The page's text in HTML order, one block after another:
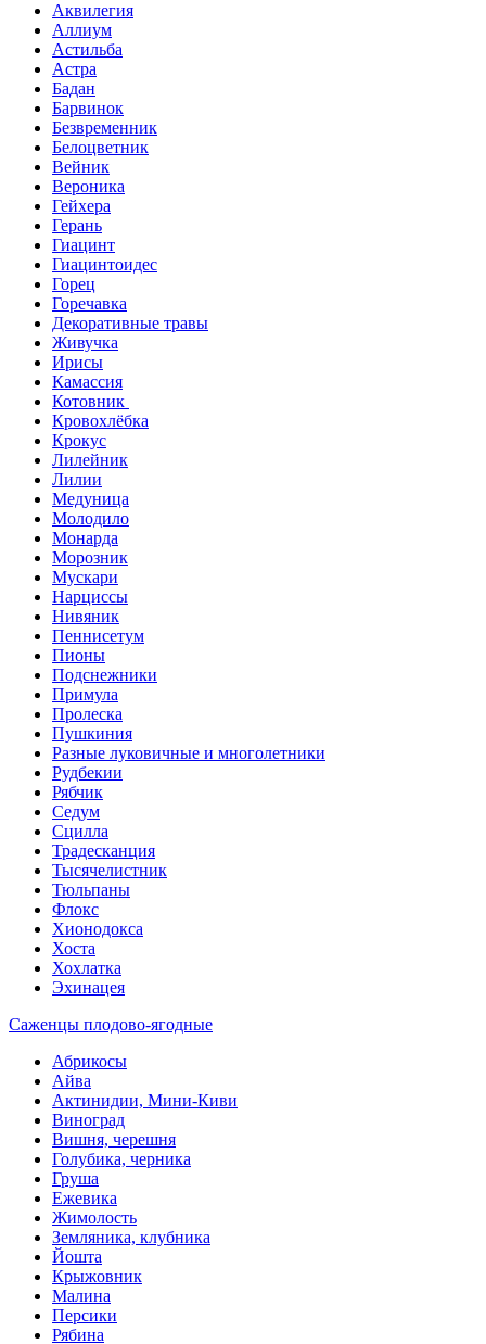
Аквилегия
Аллиум
Астильба
Астра
Бадан
Барвинок
Безвременник
Белоцветник
Вейник
Вероника
Гейхера
Герань
Гиацинт
Гиацинтоидес
Горец
Горечавка
Декоративные травы
Живучка
Ирисы
Камассия
Котовник
Кровохлёбка
Крокус
Лилейник
Лилии
Медуница
Молодило
Монарда
Морозник
Мускари
Нарциссы
Нивяник
Пеннисетум
Пионы
Подснежники
Примула
Пролеска
Пушкиния
Разные луковичные и многолетники
Рудбекии
Рябчик
Седум
Сцилла
Традесканция
Тысячелистник
Тюльпаны
Флокс
Хионодокса
Хоста
Хохлатка
Эхинацея
Саженцы плодово-ягодные
Абрикосы
Айва
Актинидии, Мини-Киви
Виноград
Вишня, черешня
Голубика, черника
Груша
Ежевика
Жимолость
Земляника, клубника
Йошта
Крыжовник
Малина
Персики
Рябина